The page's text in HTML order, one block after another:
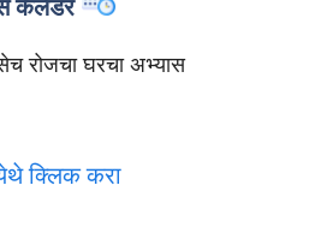
कॅलेंडर
रोजचा घरचा अभ्यास
क्लिक करा